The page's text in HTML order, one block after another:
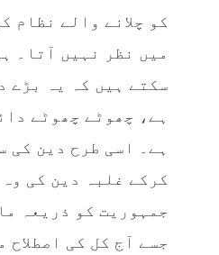
کو چلانے والے نظام
میں نظر نہیں آتا۔
سکتے ہیں کہ یہ بڑے
ہے، چھوٹے چھوٹے
ہے۔ اسی طرح دین کی
کرکے غلبہ دین کی
جمہوریت کو ذریعہ
جسے آج کل کی اصطلاح